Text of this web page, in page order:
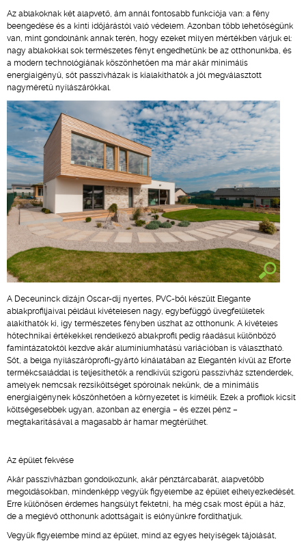
Az ablakoknak két alapvető, ám annál fontosabb funkciója van: a fény
beengedése és a kinti időjárástól való védelem. Azonban több lehetőségünk
van, mint gondolnánk annak terén, hogy ezeket milyen mértékben várjuk el:
nagy ablakokkal sok természetes fényt engedhetünk be az otthonunkba, és
a modern technológiának köszönhetően ma már akár minimális
energiaigényű, sőt passzívházak is kialakíthatók a jól megválasztott
nagyméretű nyílászárókkal.
A Deceuninck dizájn Oscar-díj nyertes, PVC-ből készült Elegante
ablakprofiljaival például kivételesen nagy, egybefüggő üvegfelületek
alakíthatók ki, így természetes fényben úszhat az otthonunk. A kivételes
hőtechnikai értékekkel rendelkező ablakprofil pedig ráadásul különböző
famintázatoktól kezdve akár alumíniumhatású variációban is választható.
Sőt, a belga nyílászáróprofil-gyártó kínálatában az Elegantén kívül az Eforte
termékcsaláddal is teljesíthetők a rendkívül szigorú passzívház sztenderdek,
amelyek nemcsak rezsiköltséget spórolnak nekünk, de a minimális
energiaigénynek köszönhetően a környezetet is kímélik. Ezek a profilok kicsit
költségesebbek ugyan, azonban az energia – és ezzel pénz –
megtakarításával a magasabb ár hamar megtérülhet.
Az épület fekvése
Akár passzívházban gondolkozunk, akár pénztárcabarát, alapvetőbb
megoldásokban, mindenképp vegyük figyelembe az épület elhelyezkedését.
Erre különösen érdemes hangsúlyt fektetni, ha még csak most épül a ház,
de a meglévő otthonunk adottságait is előnyünkre fordíthatjuk.
Vegyük figyelembe mind az épület, mind az egyes helyiségek tájolását,